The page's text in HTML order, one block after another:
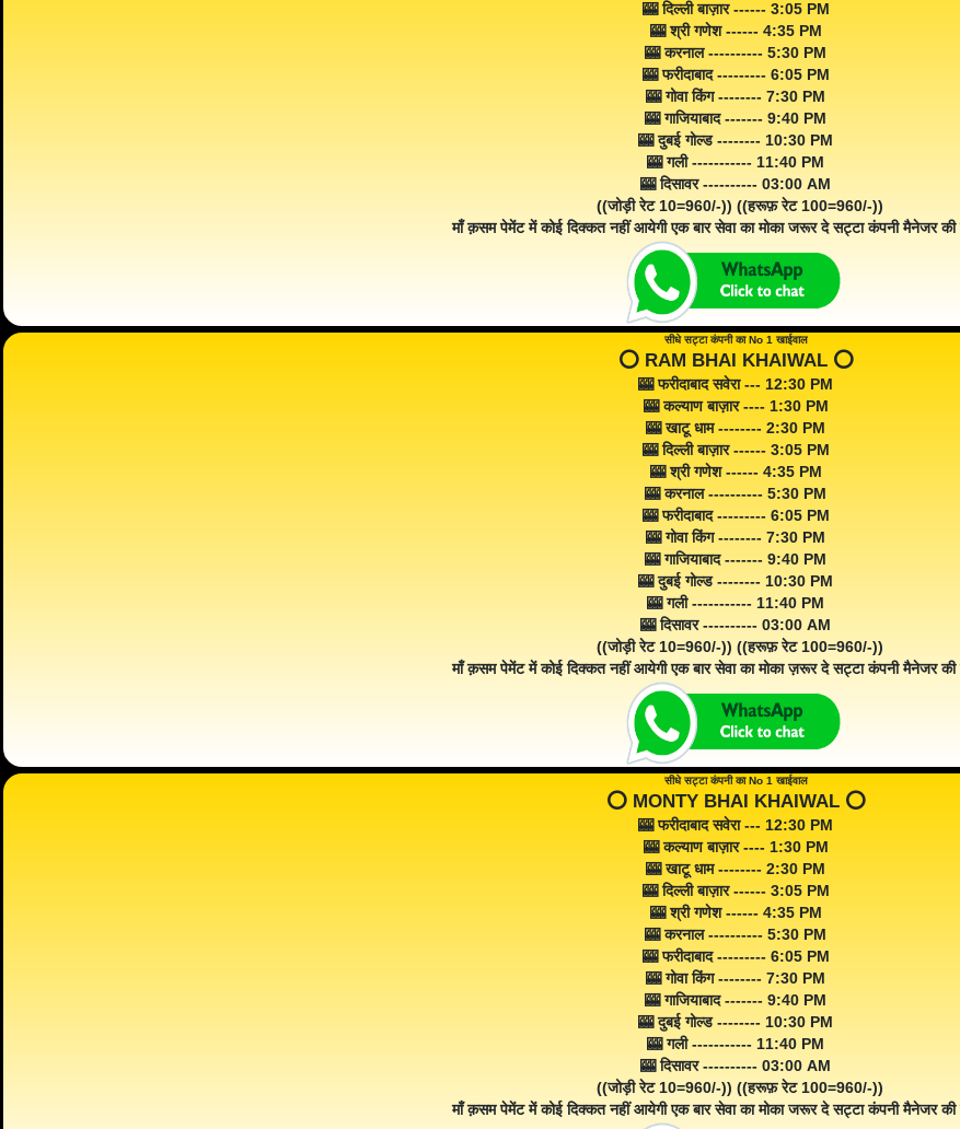
🎰 दिल्ली बाज़ार ------ 3:05 PM
🎰 श्री गणेश ------ 4:35 PM
🎰 करनाल ---------- 5:30 PM
🎰 फरीदाबाद --------- 6:05 PM
🎰 गोवा किंग -------- 7:30 PM
🎰 गाजियाबाद ------- 9:40 PM
🎰 दुबई गोल्ड -------- 10:30 PM
🎰 गली ----------- 11:40 PM
🎰 दिसावर ---------- 03:00 AM
((जोड़ी रेट 10=960/-)) ((हरूफ़ रेट 100=960/-))
माँ क़सम पेमेंट में कोई दिक्कत नहीं आयेगी एक बार सेवा का मोका जरूर दे सट्टा कंपनी मैनेजर की
सीधे सट्टा कंपनी का No 1 खाईवाल
⭕️ RAM BHAI KHAIWAL ⭕️
🎰 फरीदाबाद सवेरा --- 12:30 PM
🎰 कल्याण बाज़ार ---- 1:30 PM
🎰 खाटू धाम -------- 2:30 PM
🎰 दिल्ली बाज़ार ------ 3:05 PM
🎰 श्री गणेश ------ 4:35 PM
🎰 करनाल ---------- 5:30 PM
🎰 फरीदाबाद --------- 6:05 PM
🎰 गोवा किंग -------- 7:30 PM
🎰 गाजियाबाद ------- 9:40 PM
🎰 दुबई गोल्ड -------- 10:30 PM
🎰 गली ----------- 11:40 PM
🎰 दिसावर ---------- 03:00 AM
((जोड़ी रेट 10=960/-)) ((हरूफ़ रेट 100=960/-))
माँ क़सम पेमेंट में कोई दिक्कत नहीं आयेगी एक बार सेवा का मोका ज़रूर दे सट्टा कंपनी मैनेजर की
सीधे सट्टा कंपनी का No 1 खाईवाल
⭕️ MONTY BHAI KHAIWAL ⭕️
🎰 फरीदाबाद सवेरा --- 12:30 PM
🎰 कल्याण बाज़ार ---- 1:30 PM
🎰 खाटू धाम -------- 2:30 PM
🎰 दिल्ली बाज़ार ------ 3:05 PM
🎰 श्री गणेश ------ 4:35 PM
🎰 करनाल ---------- 5:30 PM
🎰 फरीदाबाद --------- 6:05 PM
🎰 गोवा किंग -------- 7:30 PM
🎰 गाजियाबाद ------- 9:40 PM
🎰 दुबई गोल्ड -------- 10:30 PM
🎰 गली ----------- 11:40 PM
🎰 दिसावर ---------- 03:00 AM
((जोड़ी रेट 10=960/-)) ((हरूफ़ रेट 100=960/-))
माँ क़सम पेमेंट में कोई दिक्कत नहीं आयेगी एक बार सेवा का मोका जरूर दे सट्टा कंपनी मैनेजर की